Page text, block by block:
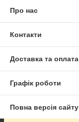
Про нас
Контакти
Доставка та оплата
Графік роботи
Повна версія сайту